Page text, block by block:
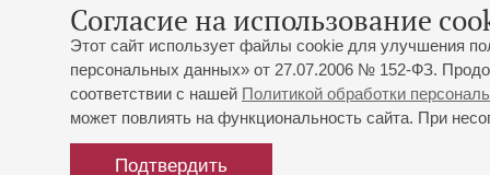
Согласие на использование
Этот сайт использует файлы cookie для улучшения
персональных данных» от 27.07.2006 № 152-ФЗ.
соответствии с нашей Политикой обработки
может повлиять на функциональность сайта. При
Подтвердить